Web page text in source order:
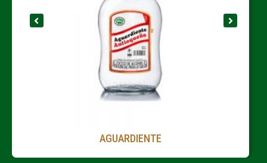
AGUARDIENTE